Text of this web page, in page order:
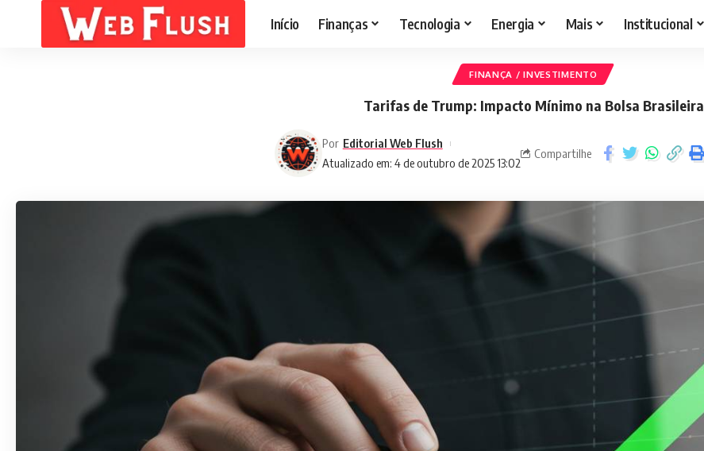
Início Finanças Tecnologia Energia Mais Institucional
FINANÇA / INVESTIMENTO
Tarifas de Trump: Impacto Mínimo na Bolsa Brasileira
Atualizado em: 4 de outubro de 2025 13:02
Por Editorial Web Flush
Compartilhe